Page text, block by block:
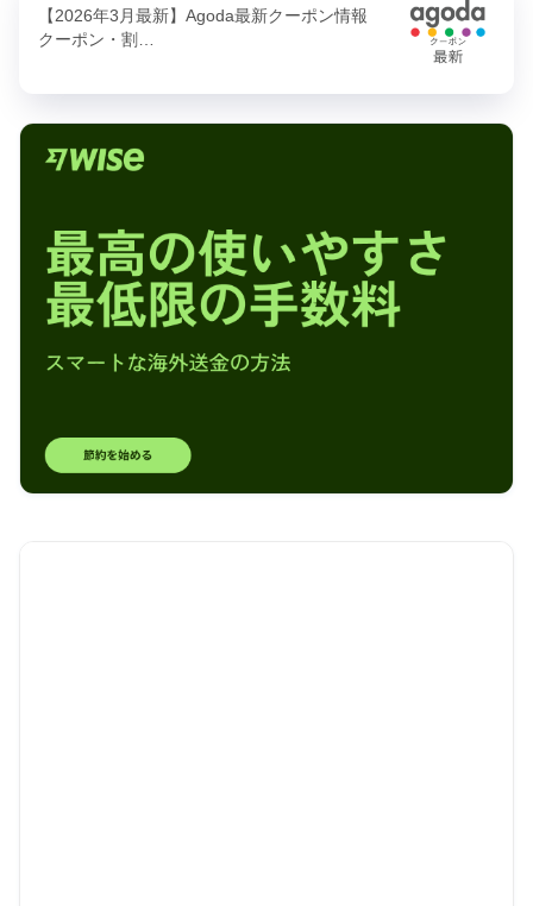
【2026年3月最新】Agoda最新クーポン情報
クーポン・割…